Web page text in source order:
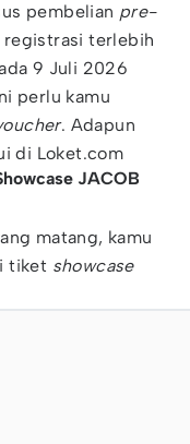
pembelian pre-
registrasi terlebih
9 Juli 2026
perlu kamu
. Adapun
di Loket.com
JACOB
matang, kamu
tiket showcase